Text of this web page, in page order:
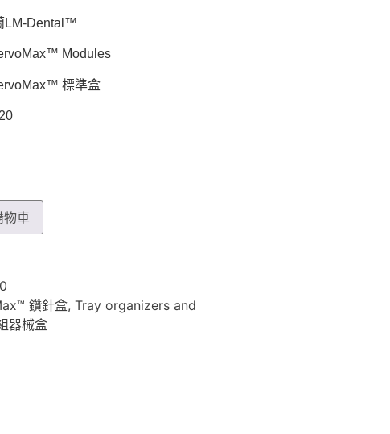
LM-Dental™
Modules
標準盒
物車
鑽針盒, Tray organizers and
器械盒